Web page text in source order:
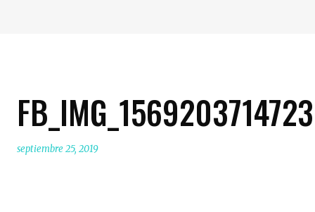
FB_IMG_1569203714723
septiembre 25, 2019